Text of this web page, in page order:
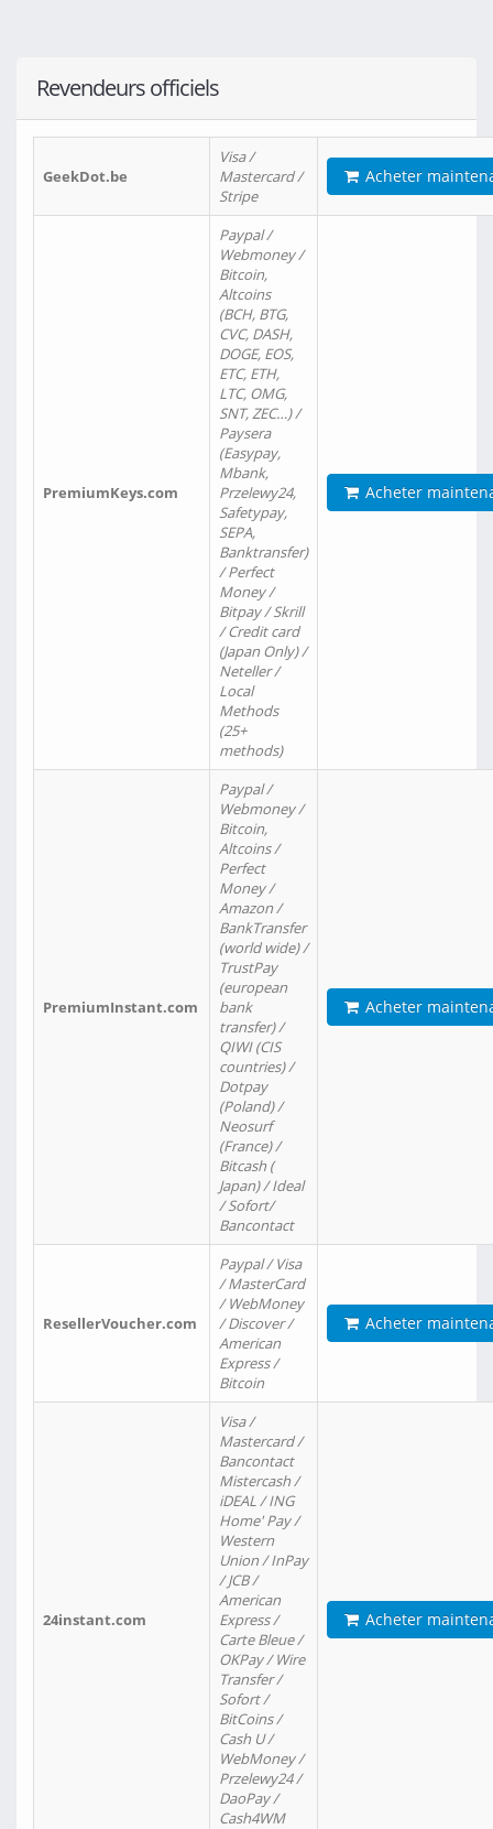
Revendeurs officiels
GeekDot.be
Visa /
Mastercard /
Stripe
Acheter
PremiumKeys.com
Paypal /
Webmoney /
Bitcoin,
Altcoins
(BCH, BTG,
CVC, DASH,
DOGE, EOS,
ETC, ETH,
LTC, OMG,
SNT, ZEC…) /
Paysera
(Easypay,
Mbank,
Przelewy24,
Safetypay,
SEPA,
Banktransfer)
/ Perfect
Money /
Bitpay / Skrill
/ Credit card
(Japan Only) /
Neteller /
Local
Methods
(25+
methods)
Acheter
PremiumInstant.com
Paypal /
Webmoney /
Bitcoin,
Altcoins /
Perfect
Money /
Amazon /
BankTransfer
(world wide) /
TrustPay
(european
bank
transfer) /
QIWI (CIS
countries) /
Dotpay
(Poland) /
Neosurf
(France) /
Bitcash (
Japan) / Ideal
/ Sofort/
Bancontact
Acheter
ResellerVoucher.com
Paypal / Visa
/ MasterCard
/ WebMoney
/ Discover /
American
Express /
Bitcoin
Acheter
24instant.com
Visa /
Mastercard /
Bancontact
Mistercash /
iDEAL / ING
Home' Pay /
Western
Union / InPay
/ JCB /
American
Express /
Carte Bleue /
OKPay / Wire
Transfer /
Sofort /
BitCoins /
Cash U /
WebMoney /
Przelewy24 /
DaoPay /
Cash4WM
Acheter